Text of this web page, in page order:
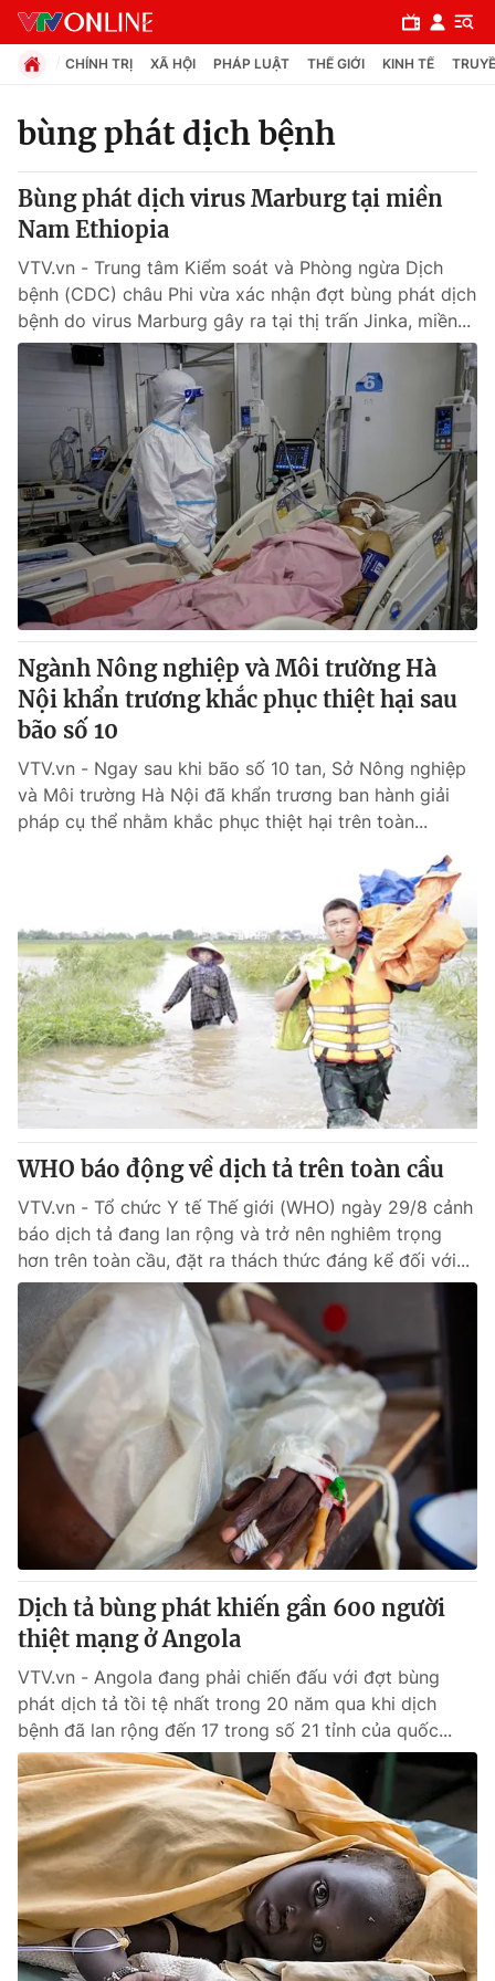
Chuyên mục
Chính trị
Xã hội
Pháp luật
Thế giới
Tin tức
Thế giới đó đây
Câu chuyện quốc tế
Kinh tế
Tài chính
Thị trường
Góc doanh nghiệp
Dữ liệu và đời sống
Truyền hình
Phim VTV
Hậu trường
Nhân vật
Giải trí
Điện ảnh
Âm nhạc
Đời sống
Chất lượng cuộc sống
Học trực tuyến
Công nghệ
Hitech Công nghệ tương lai
Sản phẩm
Thị trường
Tư vấn
Giao lưu trực tuyến
Lịch phát sóng
Chuyên mục khác
Emagazine Podcast
Photo Infographic
Video Shorts video
VTV Money VTV Thể thao
VTV Sức khoẻ Bất động sản
Thị trường 24h Tấm lòng Việt
VTV4 Vươn mình bằng AI
VTV9 VTV8
Liên hệ tòa soạn English
THỜI BÁO VTV
Theo dõi báo trên
Cơ quan chủ quản:Đài Truyền hình Việt Nam
Cơ quan báo chí:Thời báo VTV
CHÍNH TRỊ XÃ HỘI PHÁP LUẬT THẾ GIỚI KINH TẾ
bùng phát dịch bệnh
Bùng phát dịch virus Marburg tại miền
Nam Ethiopia
VTV.vn - Trung tâm Kiểm soát và Phòng ngừa Dịch
bệnh (CDC) châu Phi vừa xác nhận đợt bùng phát dịch
bệnh do virus Marburg gây ra tại thị trấn Jinka, miền...
Ngành Nông nghiệp và Môi trường Hà
Nội khẩn trương khắc phục thiệt hại sau
bão số 10
VTV.vn - Ngay sau khi bão số 10 tan, Sở Nông nghiệp
và Môi trường Hà Nội đã khẩn trương ban hành giải
pháp cụ thể nhằm khắc phục thiệt hại trên toàn...
WHO báo động về dịch tả trên toàn cầu
VTV.vn - Tổ chức Y tế Thế giới (WHO) ngày 29/8 cảnh
báo dịch tả đang lan rộng và trở nên nghiêm trọng
hơn trên toàn cầu, đặt ra thách thức đáng kể đối với...
Dịch tả bùng phát khiến gần 600 người
thiệt mạng ở Angola
VTV.vn - Angola đang phải chiến đấu với đợt bùng
phát dịch tả tồi tệ nhất trong 20 năm qua khi dịch
bệnh đã lan rộng đến 17 trong số 21 tỉnh của quốc...